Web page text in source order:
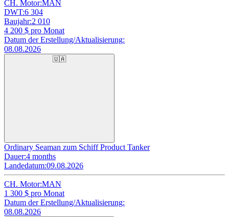
CH. Motor:MAN
DWT:6 304
Baujahr:2 010
4 200 $ pro Monat
Datum der Erstellung/Aktualisierung:
08.08.2026
🇺🇦
Ordinary Seaman zum Schiff Product Tanker
Dauer:4 months
Landedatum:09.08.2026
CH. Motor:MAN
1 300 $ pro Monat
Datum der Erstellung/Aktualisierung:
08.08.2026